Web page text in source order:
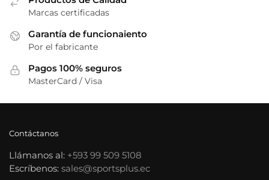
Marcas certificadas
Garantía de funcionaiento
Por el fabricante
Pagos 100% seguros
MasterCard / Visa
Contáctanos
Llámanos al: +593 99 509 5108
Escríbenos: sales@sportsplus.ec